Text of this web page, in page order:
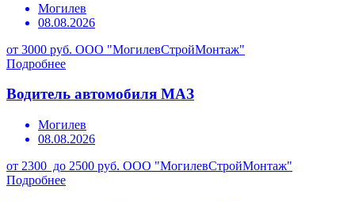
Могилев
08.08.2026
от 3000 руб. ООО "МогилевСтройМонтаж"
Подробнее
Водитель автомобиля МАЗ
Могилев
08.08.2026
от 2300 до 2500 руб. ООО "МогилевСтройМонтаж"
Подробнее